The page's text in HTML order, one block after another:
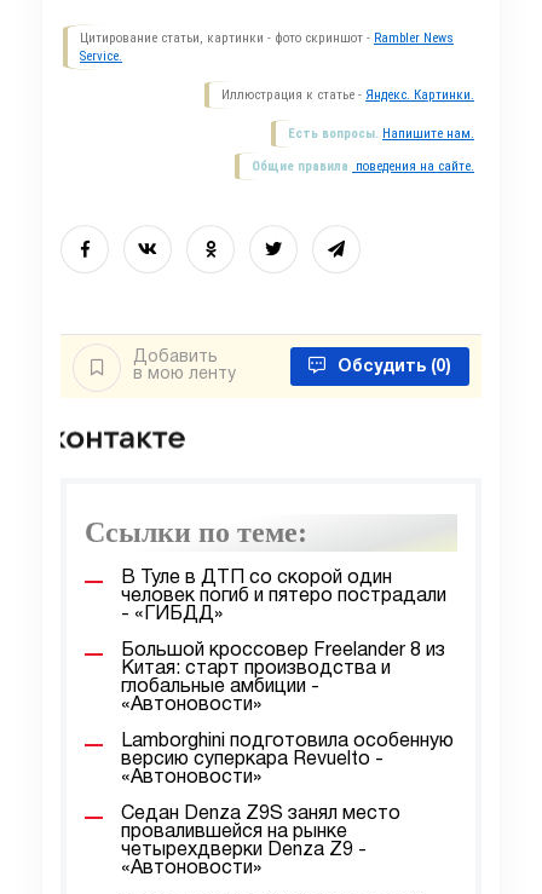
Цитирование статьи, картинки - фото скриншот - Rambler News
Service.
Иллюстрация к статье - Яндекс. Картинки.
Есть вопросы. Напишите нам.
Общие правила поведения на сайте.
Добавить
в мою ленту
Обсудить (0)
Ссылки по теме:
В Туле в ДТП со скорой один
человек погиб и пятеро пострадали
- «ГИБДД»
Большой кроссовер Freelander 8 из
Китая: старт производства и
глобальные амбиции -
«Автоновости»
Lamborghini подготовила особенную
версию суперкара Revuelto -
«Автоновости»
Седан Denza Z9S занял место
провалившейся на рынке
четырехдверки Denza Z9 -
«Автоновости»